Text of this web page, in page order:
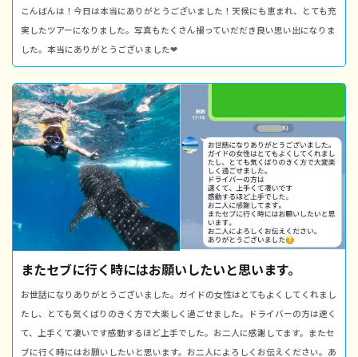
こんばんは！今日は本当にありがとうございました！天候にも恵まれ、とても充
実したツアーになりました。写真もたくさん撮っていだだき良い思い出になりま
した。本当にありがとうございました❤
またセブに行く時にはお願いしたいと思います。
お世話になりありがとうございました。ガイドの女性はとてもよくしてくれまし
たし、とても気くばりのきく方で大楽しく過ごせました。ドライバーの方は速く
て、上手くて凄いです感動するほど上手でした。お二人に感謝してます。またセ
ブに行く時にはお願いしたいと思います。お二人によろしくお伝えください。あ